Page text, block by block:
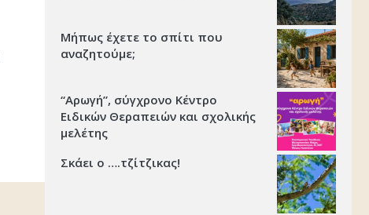
Μήπως έχετε το σπίτι που
αναζητούμε;
“Αρωγή”, σύγχρονο Κέντρο
Ειδικών Θεραπειών και σχολικής
μελέτης
Σκάει ο ….τζίτζικας!